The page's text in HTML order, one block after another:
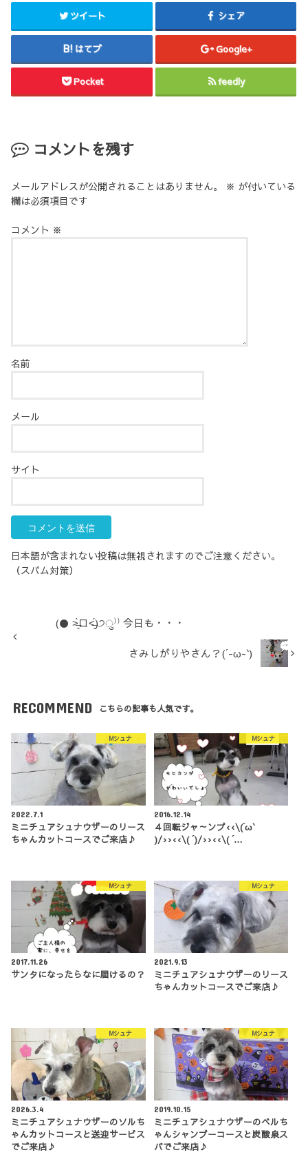
ツイート シェア
はてブ Google+
Pocket feedly
コメントを残す
メールアドレスが公開されることはありません。 ※ が付いている
欄は必須項目です
コメント ※
名前
メール
サイト
日本語が含まれない投稿は無視されますのでご注意ください。
（スパム対策）
(● ˃̶͈̀ロ˂̶͈́)੭ु⁾⁾ 今日も・・・
さみしがりやさん？(´-ω-`)
RECOMMEND こちらの記事も人気です。
Mシュナ
2022.7.1
ミニチュアシュナウザーのリース
ちゃんカットコースでご来店♪
Mシュナ
2016.12.14
４回転ジャ～ンプ‹‹\(´ω`
)/››‹‹\( ´)/››‹‹\( ´…
Mシュナ
2017.11.26
サンタになったらなに届けるの？
Mシュナ
2021.9.13
ミニチュアシュナウザーのリース
ちゃんカットコースでご来店♪
Mシュナ
2026.3.4
ミニチュアシュナウザーのソルち
ゃんカットコースと送迎サービス
でご来店♪
Mシュナ
2019.10.15
ミニチュアシュナウザーのベルち
ゃんシャンプーコースと炭酸泉ス
パでご来店♪